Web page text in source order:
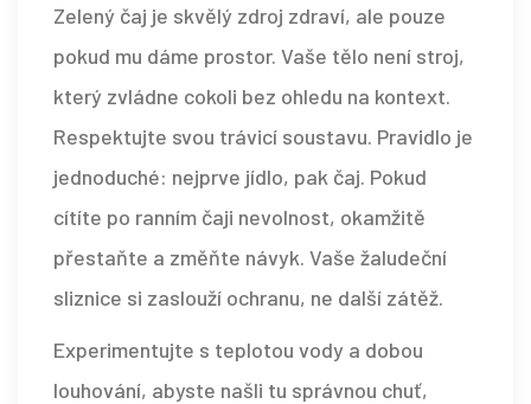
Zelený čaj je skvělý zdroj zdraví, ale pouze
pokud mu dáme prostor. Vaše tělo není stroj,
který zvládne cokoli bez ohledu na kontext.
Respektujte svou trávicí soustavu. Pravidlo je
jednoduché: nejprve jídlo, pak čaj. Pokud
cítíte po ranním čaji nevolnost, okamžitě
přestaňte a změňte návyk. Vaše žaludeční
sliznice si zaslouží ochranu, ne další zátěž.
Experimentujte s teplotou vody a dobou
louhování, abyste našli tu správnou chuť,